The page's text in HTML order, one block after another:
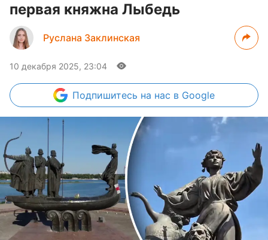
первая княжна Лыбедь
Руслана Заклинская
10 декабря 2025, 23:04
Подпишитесь на нас в Google